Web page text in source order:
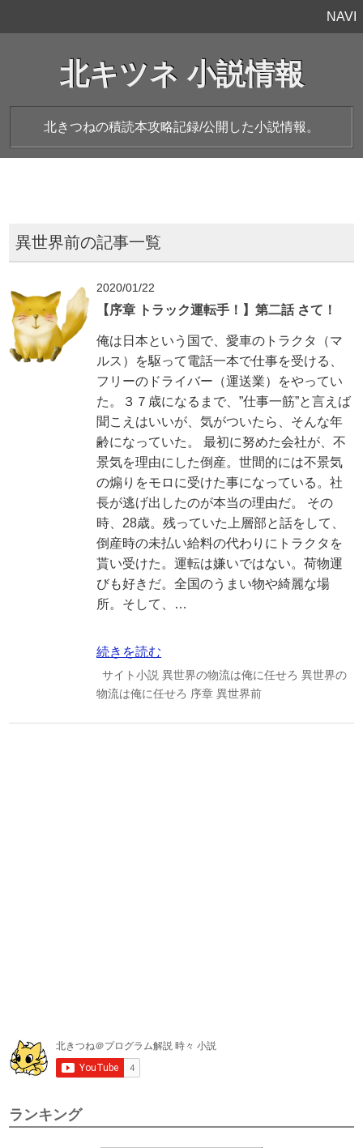
NAVI
北キツネ 小説情報
北きつねの積読本攻略記録/公開した小説情報。
異世界前の記事一覧
2020/01/22
【序章 トラック運転手！】第二話 さて！
俺は日本という国で、愛車のトラクタ（マ
ルス）を駆って電話一本で仕事を受ける、
フリーのドライバー（運送業）をやってい
た。３７歳になるまで、”仕事一筋”と言えば
聞こえはいいが、気がついたら、そんな年
齢になっていた。 最初に努めた会社が、不
景気を理由にした倒産。世間的には不景気
の煽りをモロに受けた事になっている。社
長が逃げ出したのが本当の理由だ。 その
時、28歳。残っていた上層部と話をして、
倒産時の未払い給料の代わりにトラクタを
貰い受けた。運転は嫌いではない。荷物運
びも好きだ。全国のうまい物や綺麗な場
所。そして、…
続きを読む
サイト小説 異世界の物流は俺に任せろ 異世界の
物流は俺に任せろ 序章 異世界前
ランキング